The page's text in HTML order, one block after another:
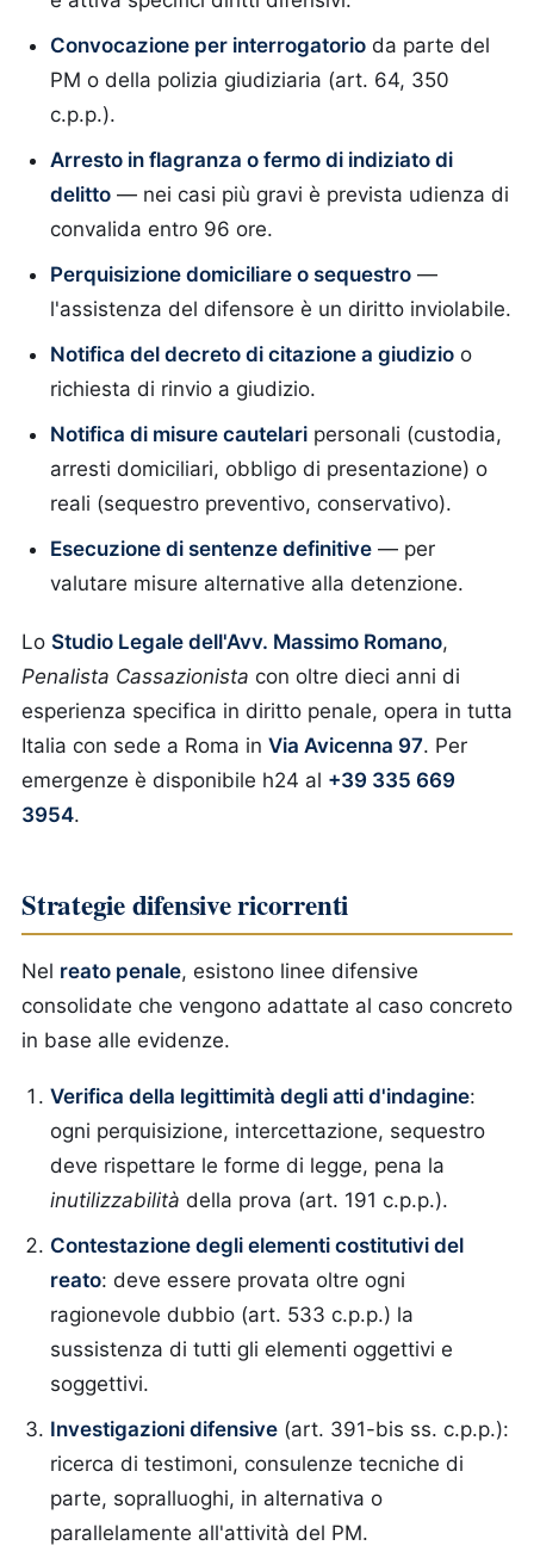
Convocazione per interrogatorio da parte del
PM o della polizia giudiziaria (art. 64, 350
c.p.p.).
Arresto in flagranza o fermo di indiziato di
delitto — nei casi più gravi è prevista udienza di
convalida entro 96 ore.
Perquisizione domiciliare o sequestro —
l'assistenza del difensore è un diritto inviolabile.
Notifica del decreto di citazione a giudizio o
richiesta di rinvio a giudizio.
Notifica di misure cautelari personali (custodia,
arresti domiciliari, obbligo di presentazione) o
reali (sequestro preventivo, conservativo).
Esecuzione di sentenze definitive — per
valutare misure alternative alla detenzione.
Lo Studio Legale dell'Avv. Massimo Romano,
Penalista Cassazionista con oltre dieci anni di
esperienza specifica in diritto penale, opera in tutta
Italia con sede a Roma in Via Avicenna 97. Per
emergenze è disponibile h24 al +39 335 669
3954.
Strategie difensive ricorrenti
Nel reato penale, esistono linee difensive
consolidate che vengono adattate al caso concreto
in base alle evidenze.
Verifica della legittimità degli atti d'indagine:
ogni perquisizione, intercettazione, sequestro
deve rispettare le forme di legge, pena la
inutilizzabilità della prova (art. 191 c.p.p.).
Contestazione degli elementi costitutivi del
reato: deve essere provata oltre ogni
ragionevole dubbio (art. 533 c.p.p.) la
sussistenza di tutti gli elementi oggettivi e
soggettivi.
Investigazioni difensive (art. 391-bis ss. c.p.p.):
ricerca di testimoni, consulenze tecniche di
parte, sopralluoghi, in alternativa o
parallelamente all'attività del PM.